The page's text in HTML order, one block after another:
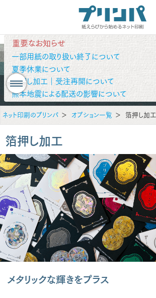
重要なお知らせ
一部用紙の取り扱い終了について
夏季休業について
箔押し加工｜受注再開について
熊本地震による配送の影響について
ネット印刷のプリンパ オプション一覧 箔押し加工
箔押し加工
メタリックな輝きをプラス